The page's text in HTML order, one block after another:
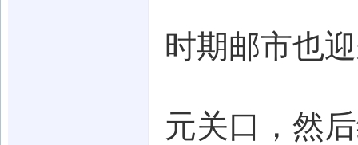
时期邮市也
元关口，然